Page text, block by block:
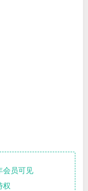
员可见
权